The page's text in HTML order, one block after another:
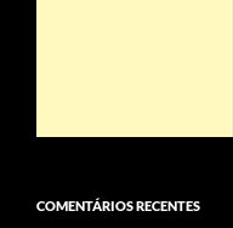
COMENTÁRIOS RECENTES